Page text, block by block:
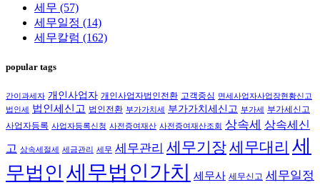
세무 (57)
세무일정 (14)
세무칼럼 (162)
popular tags
간이과세자 개인사업자 개인사업자법인전환 고객중심
면세사업자사업장현황신고
법인세
법인세신고 법인전환 부가가치세 부가가치세신고 부가세
부가세신고
사업자등록 사업자등록신청 사전증여재산 사전증여재산조회 상속세 상속세신
고 상속세절세 세금관리 세무 세무관리 세무기장세무대리 세
무법인 세무법인가치 세무사 세무신고 세무일정